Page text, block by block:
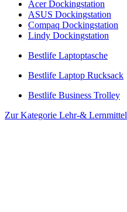
Acer Dockingstation
ASUS Dockingstation
Compaq Dockingstation
Lindy Dockingstation
Bestlife Laptoptasche
Bestlife Laptop Rucksack
Bestlife Business Trolley
Zur Kategorie Lehr-& Lernmittel